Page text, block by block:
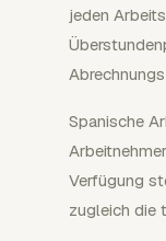
jeden
Spanische
Verfügung
zugleich die